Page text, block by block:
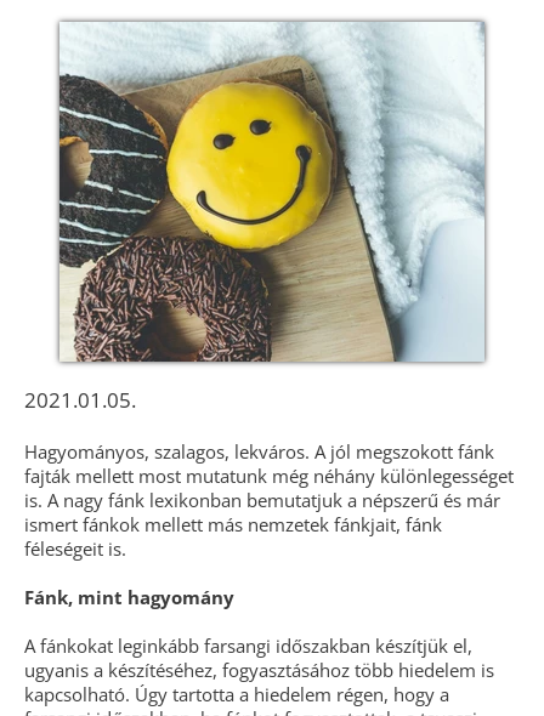
2021.01.05.
Hagyományos, szalagos, lekváros. A jól megszokott fánk
fajták mellett most mutatunk még néhány különlegességet
is. A nagy fánk lexikonban bemutatjuk a népszerű és már
ismert fánkok mellett más nemzetek fánkjait, fánk
féleségeit is.
Fánk, mint hagyomány
A fánkokat leginkább farsangi időszakban készítjük el,
ugyanis a készítéséhez, fogyasztásához több hiedelem is
kapcsolható. Úgy tartotta a hiedelem régen, hogy a